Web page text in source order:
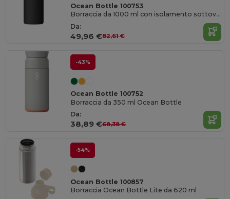
Ocean Bottle 100753
Borraccia da 1000 ml con isolamento sottovuoto Big Ocean Bottle
Da:
49,96 €82,61 €
-43%
Ocean Bottle 100752
Borraccia da 350 ml Ocean Bottle
Da:
38,89 €68,38 €
-54%
Ocean Bottle 100857
Borraccia Ocean Bottle Lite da 620 ml